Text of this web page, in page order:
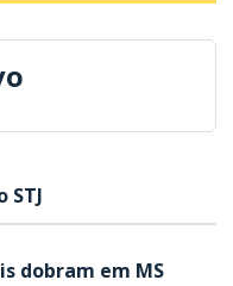
STJ
dobram em MS